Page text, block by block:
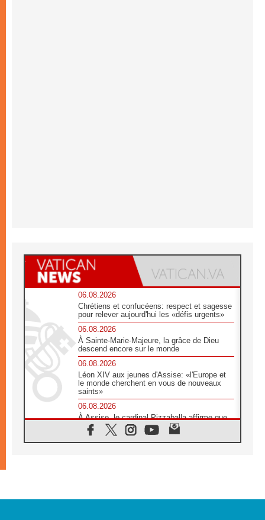
06.08.2026
Chrétiens et confucéens: respect et sagesse
pour relever aujourd'hui les «défis urgents»
06.08.2026
À Sainte-Marie-Majeure, la grâce de Dieu
descend encore sur le monde
06.08.2026
Léon XIV aux jeunes d'Assise: «l'Europe et
le monde cherchent en vous de nouveaux
saints»
06.08.2026
À Assise, le cardinal Pizzaballa affirme que
«les chrétiens veulent la paix»
06.08.2026